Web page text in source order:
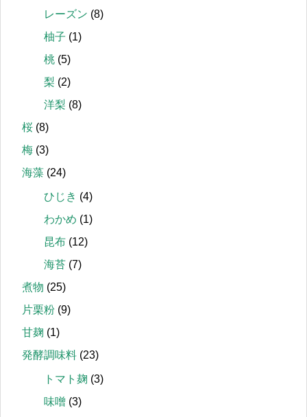
レーズン (8)
柚子 (1)
桃 (5)
梨 (2)
洋梨 (8)
桜 (8)
梅 (3)
海藻 (24)
ひじき (4)
わかめ (1)
昆布 (12)
海苔 (7)
煮物 (25)
片栗粉 (9)
甘麹 (1)
発酵調味料 (23)
トマト麹 (3)
味噌 (3)